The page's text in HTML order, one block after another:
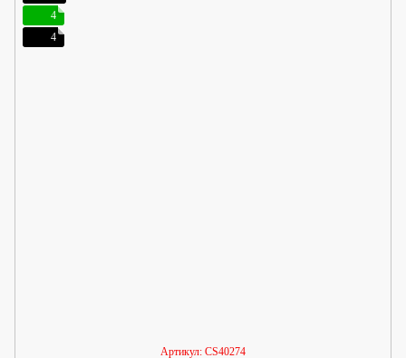
4
4
Артикул: CS40274